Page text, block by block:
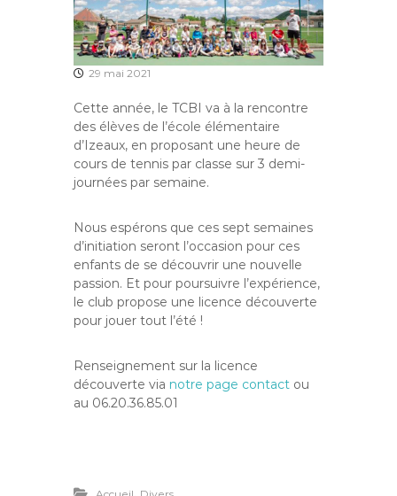
29 mai 2021
Cette année, le TCBI va à la rencontre
des élèves de l’école élémentaire
d’Izeaux, en proposant une heure de
cours de tennis par classe sur 3 demi-
journées par semaine.
Nous espérons que ces sept semaines
d’initiation seront l’occasion pour ces
enfants de se découvrir une nouvelle
passion. Et pour poursuivre l’expérience,
le club propose une licence découverte
pour jouer tout l’été !
Renseignement sur la licence
découverte via notre page contact ou
au 06.20.36.85.01